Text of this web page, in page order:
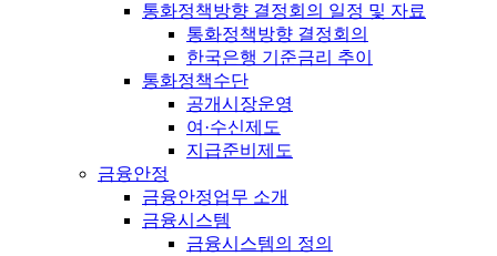
통화정책방향 결정회의 일정 및 자료
통화정책방향 결정회의
한국은행 기준금리 추이
통화정책수단
공개시장운영
여·수신제도
지급준비제도
금융안정
금융안정업무 소개
금융시스템
금융시스템의 정의